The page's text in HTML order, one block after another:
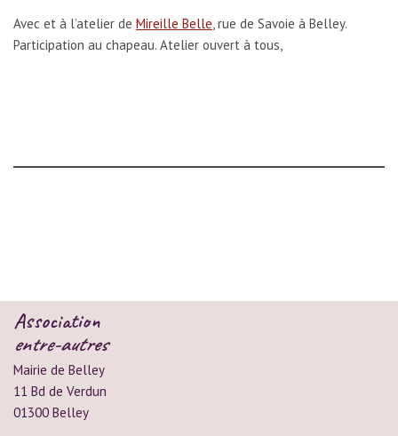
Avec et à l’atelier de Mireille Belle , rue de Savoie à Belley.
Participation au chapeau. Atelier ouvert à tous,
Association
entre-autres
Mairie de Belley
11 Bd de Verdun
01300 Belley